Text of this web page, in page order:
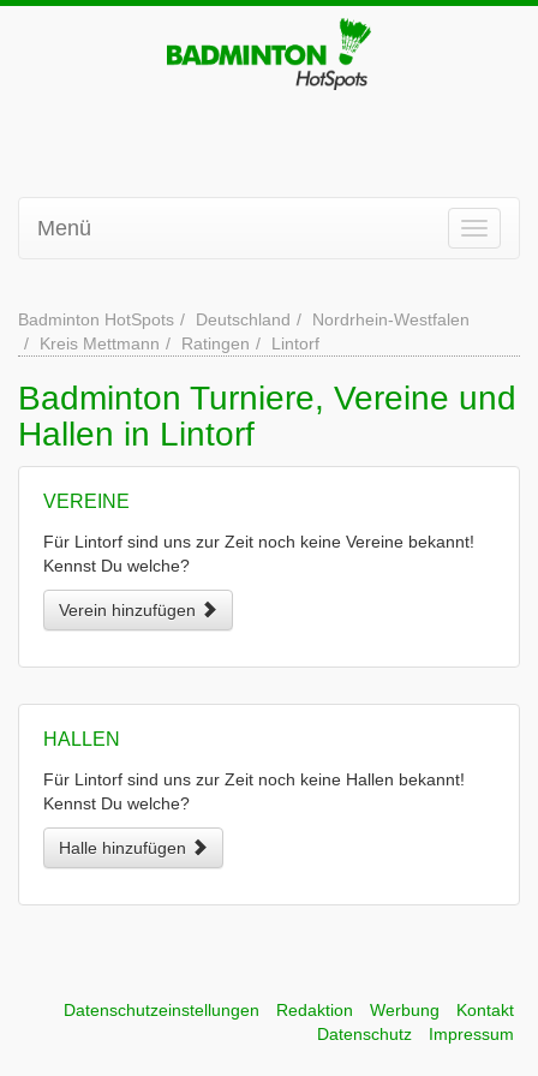
Menü
Badminton HotSpots Deutschland
Nordrhein-Westfalen
Kreis Mettmann
Ratingen Lintorf
Badminton Turniere, Vereine und
Hallen in Lintorf
VEREINE
Für Lintorf sind uns zur Zeit noch keine Vereine bekannt!
Kennst Du welche?
Verein hinzufügen
HALLEN
Für Lintorf sind uns zur Zeit noch keine Hallen bekannt!
Kennst Du welche?
Halle hinzufügen
Datenschutzeinstellungen Redaktion Werbung
Kontakt
Datenschutz
Impressum